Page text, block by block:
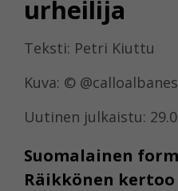
urheilija
Teksti: Petri Kiuttu
Kuva: ©
Uutinen julkaistu:
Suomalainen
Räikkönen